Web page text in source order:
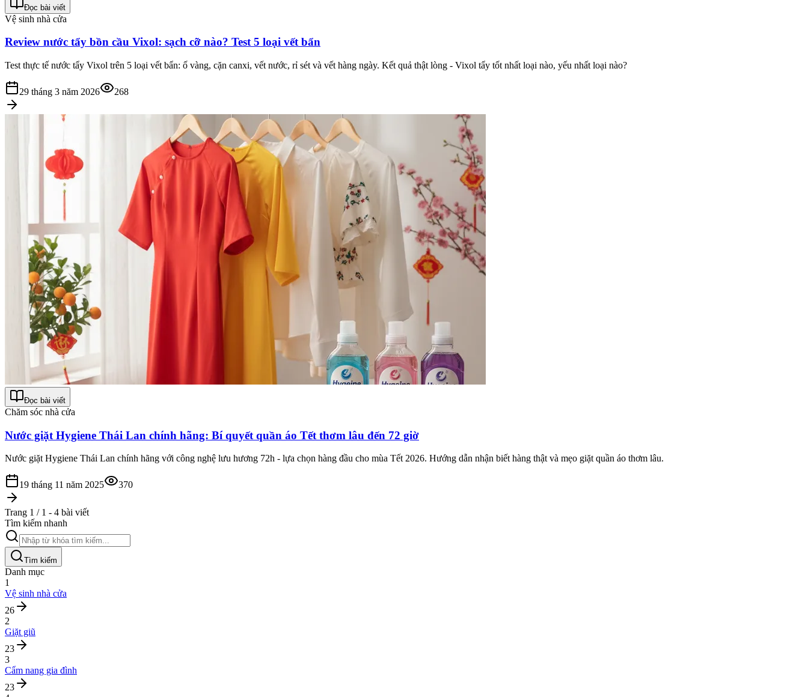
Đọc bài viết
Vệ sinh nhà cửa
Review nước tẩy bồn cầu Vixol: sạch cỡ nào? Test 5 loại vết bẩn
Test thực tế nước tẩy Vixol trên 5 loại vết bẩn: ố vàng, cặn canxi, vết nước, rỉ sét và vết hàng ngày. Kết quả thật lòng - Vixol tẩy tốt nhất loại nào, yếu nhất loại nào?
29 tháng 3 năm 2026 268
Đọc bài viết
Chăm sóc nhà cửa
Nước giặt Hygiene Thái Lan chính hãng: Bí quyết quần áo Tết thơm lâu đến 72 giờ
Nước giặt Hygiene Thái Lan chính hãng với công nghệ lưu hương 72h - lựa chọn hàng đầu cho mùa Tết 2026. Hướng dẫn nhận biết hàng thật và mẹo giặt quần áo thơm lâu.
19 tháng 11 năm 2025 370
Trang 1 / 1 - 4 bài viết
Tìm kiếm nhanh
Tìm kiếm
Danh mục
1
Vệ sinh nhà cửa
26
2
Giặt giũ
23
3
Cẩm nang gia đình
23